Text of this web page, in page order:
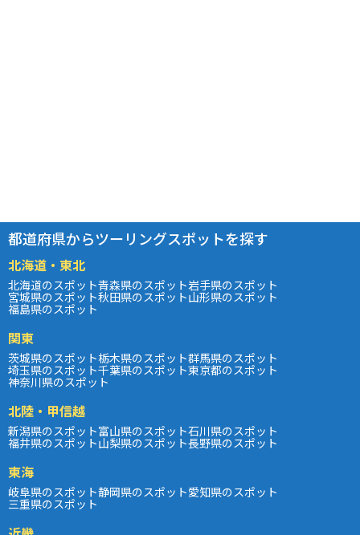
都道府県からツーリングスポットを探す
北海道・東北
北海道のスポット青森県のスポット岩手県のスポット
宮城県のスポット秋田県のスポット山形県のスポット
福島県のスポット
関東
茨城県のスポット栃木県のスポット群馬県のスポット
埼玉県のスポット千葉県のスポット東京都のスポット
神奈川県のスポット
北陸・甲信越
新潟県のスポット富山県のスポット石川県のスポット
福井県のスポット山梨県のスポット長野県のスポット
東海
岐阜県のスポット静岡県のスポット愛知県のスポット
三重県のスポット